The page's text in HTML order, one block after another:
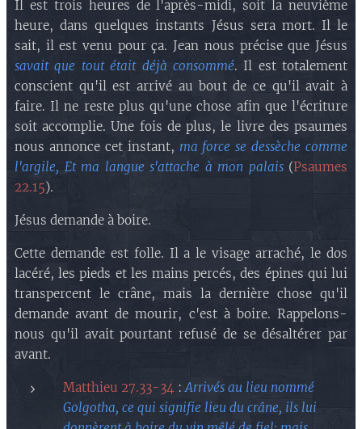
Il est trois heures de l'après-midi, soit la neuvième
heure, dans quelques instants Jésus sera mort. Il le
sait, il est venu pour ça. Jean nous précise que Jésus
savait que tout était déjà consommé. Il est totalement
conscient qu'il est arrivé au bout de ce qu'il avait à
faire. Il ne reste plus qu'une chose afin que l'écriture
soit accomplie. Une fois de plus, le livre des psaumes
nous annonce cet instant, ma force se dessèche comme
l'argile, Et ma langue s'attache à mon palais(Psaumes
22.15).
Jésus demande à boire.
Cette demande est folle. Il a le visage arraché, le dos
lacéré, les pieds et les mains percés, des épines qui lui
transpercent le crâne, mais la dernière chose qu'il
demande avant de mourir, c'est à boire. Rappelons-
nous qu'il avait pourtant refusé de se désaltérer par
avant.
Matthieu 27.33-34 :Arrivés au lieu nommé
Golgotha, ce qui signifie lieu du crâne, ils lui